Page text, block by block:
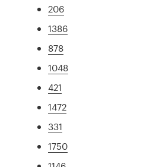
206
1386
878
1048
421
1472
331
1750